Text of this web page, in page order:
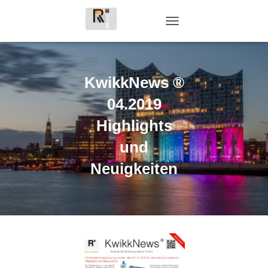
KwikkNews ®
04.2019
Highlights
und
Neuigkeiten